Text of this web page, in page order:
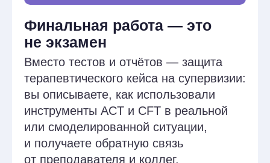
специалистами — всё в одном
тёплом пространстве.
На занятиях вы пробуете техники
на себе, отрабатываете их в парах
и группах: от сострадательного
диалога до работы с внутренним
критиком. Это не теория,
а реальный опыт.